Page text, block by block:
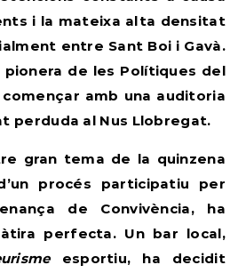
i la mateixa alta densitat
entre Sant Boi i Gavà.
pionera de les Polítiques del
amb una auditoria
perduda al Nus Llobregat.
gran tema de la quinzena
procés participatiu per
de Convivència, ha
perfecta. Un bar local,
esportiu, ha decidit